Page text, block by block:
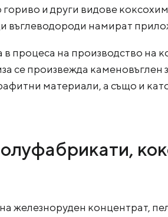
и други видове
въглеводороди намират
процеса на производство на
се произвежда
материали, а също и
железноруден концентрат,